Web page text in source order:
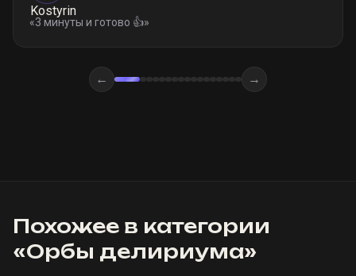
«3 минуты и готово 👍»
← →
Похожее в категории
«Орбы делириума»